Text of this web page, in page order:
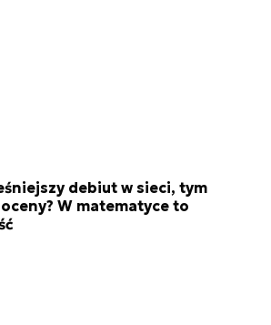
debiut w sieci, tym
W matematyce to